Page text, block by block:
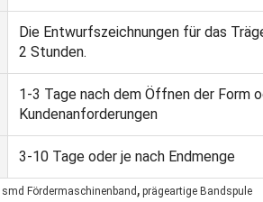
Die Entwurfszeichnungen für das
2 Stunden.
1-3 Tage nach dem Öffnen der Form
Kundenanforderungen
3-10 Tage oder je nach Endmenge
smd Fördermaschinenband , prägeartige Bandspule